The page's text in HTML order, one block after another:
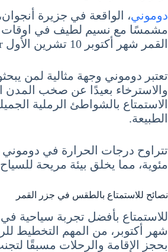
دوموني، الواقعة في جزيرة
مشمسًا مع نسيم لطيف في اوقات
القمر شهر أكتوبر 10 تشرين الأول October.
تعتبر دوموني وجهة مثالية لمن
والاسترخاء بعيدًا عن صخب المدن
الاستمتاع بالشواطئ الرملية
الطبيعة.
مئوية، مما يخلق بيئة مريحة
نصائح للاستمتاع بالطقس في جزر القمر
للاستمتاع بأفضل تجربة سياحية
شهر أكتوبر، من المهم التخطيط
بحجز الإقامة والرحلات مسبقًا